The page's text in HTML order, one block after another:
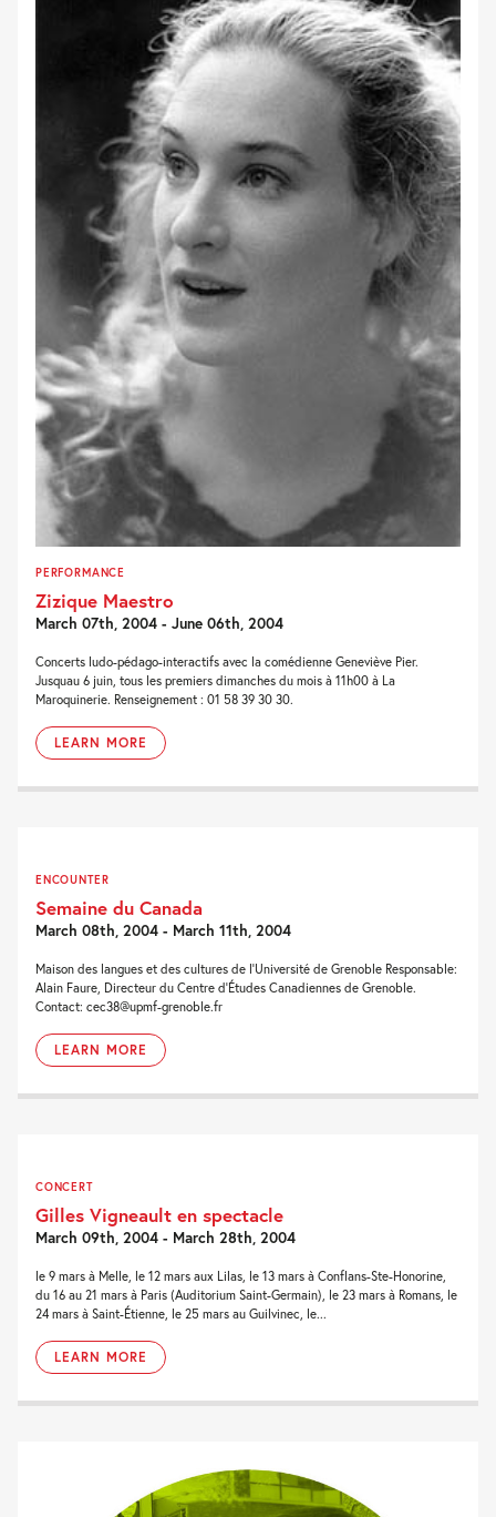
PERFORMANCE
Zizique Maestro
March 07th, 2004 - June 06th, 2004
Concerts ludo-pédago-interactifs avec la comédienne Geneviève Pier.
Jusquau 6 juin, tous les premiers dimanches du mois à 11h00 à La
Maroquinerie. Renseignement : 01 58 39 30 30.
LEARN MORE
ENCOUNTER
Semaine du Canada
March 08th, 2004 - March 11th, 2004
Maison des langues et des cultures de l’Université de Grenoble Responsable:
Alain Faure, Directeur du Centre d’Études Canadiennes de Grenoble.
Contact: cec38@upmf-grenoble.fr
LEARN MORE
CONCERT
Gilles Vigneault en spectacle
March 09th, 2004 - March 28th, 2004
le 9 mars à Melle, le 12 mars aux Lilas, le 13 mars à Conflans-Ste-Honorine,
du 16 au 21 mars à Paris (Auditorium Saint-Germain), le 23 mars à Romans, le
24 mars à Saint-Étienne, le 25 mars au Guilvinec, le...
LEARN MORE